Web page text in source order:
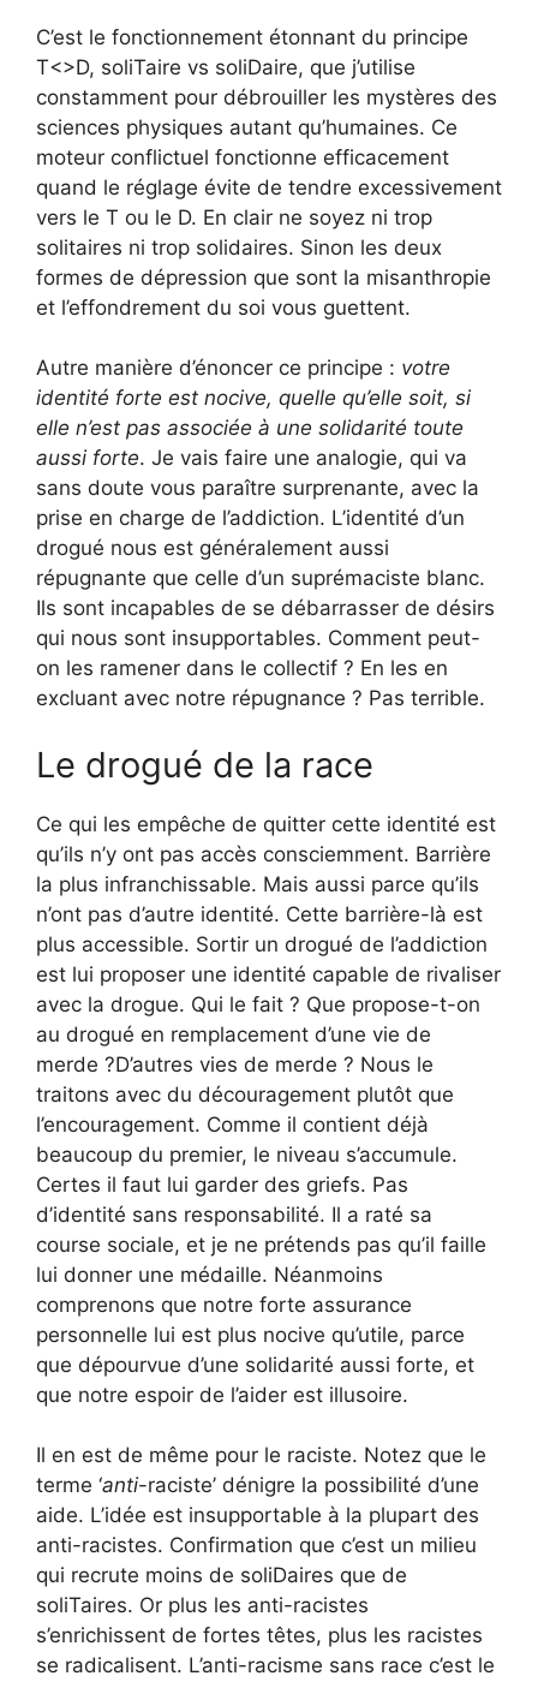
C’est le fonctionnement étonnant du principe
T<>D, soliTaire vs soliDaire, que j’utilise
constamment pour débrouiller les mystères des
sciences physiques autant qu’humaines. Ce
moteur conflictuel fonctionne efficacement
quand le réglage évite de tendre excessivement
vers le T ou le D. En clair ne soyez ni trop
solitaires ni trop solidaires. Sinon les deux
formes de dépression que sont la misanthropie
et l’effondrement du soi vous guettent.
Autre manière d’énoncer ce principe : votre
identité forte est nocive, quelle qu’elle soit, si
elle n’est pas associée à une solidarité toute
aussi forte. Je vais faire une analogie, qui va
sans doute vous paraître surprenante, avec la
prise en charge de l’addiction. L’identité d’un
drogué nous est généralement aussi
répugnante que celle d’un suprémaciste blanc.
Ils sont incapables de se débarrasser de désirs
qui nous sont insupportables. Comment peut-
on les ramener dans le collectif ? En les en
excluant avec notre répugnance ? Pas terrible.
Le drogué de la race
Ce qui les empêche de quitter cette identité est
qu’ils n’y ont pas accès consciemment. Barrière
la plus infranchissable. Mais aussi parce qu’ils
n’ont pas d’autre identité. Cette barrière-là est
plus accessible. Sortir un drogué de l’addiction
est lui proposer une identité capable de rivaliser
avec la drogue. Qui le fait ? Que propose-t-on
au drogué en remplacement d’une vie de
merde ?D’autres vies de merde ? Nous le
traitons avec du découragement plutôt que
l’encouragement. Comme il contient déjà
beaucoup du premier, le niveau s’accumule.
Certes il faut lui garder des griefs. Pas
d’identité sans responsabilité. Il a raté sa
course sociale, et je ne prétends pas qu’il faille
lui donner une médaille. Néanmoins
comprenons que notre forte assurance
personnelle lui est plus nocive qu’utile, parce
que dépourvue d’une solidarité aussi forte, et
que notre espoir de l’aider est illusoire.
Il en est de même pour le raciste. Notez que le
terme ‘anti-raciste’ dénigre la possibilité d’une
aide. L’idée est insupportable à la plupart des
anti-racistes. Confirmation que c’est un milieu
qui recrute moins de soliDaires que de
soliTaires. Or plus les anti-racistes
s’enrichissent de fortes têtes, plus les racistes
se radicalisent. L’anti-racisme sans race c’est le